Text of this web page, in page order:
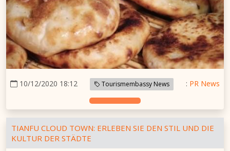
10/12/2020 18:12 Tourismembassy News : PR News
TIANFU CLOUD TOWN: ERLEBEN SIE DEN STIL UND DIE
KULTUR DER STÄDTE